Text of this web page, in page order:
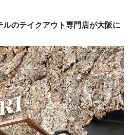
ルのテイクアウト専門店が大阪に